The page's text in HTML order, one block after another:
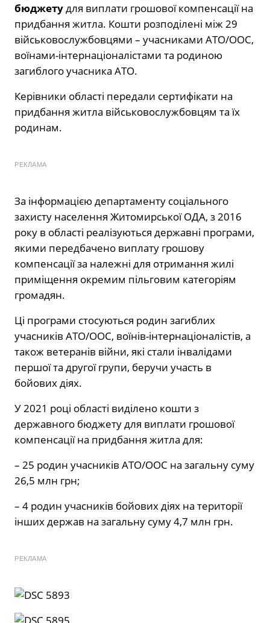
бюджетудля виплати грошової компенсації на
придбання житла. Кошти розподілені між 29
військовослужбовцями – учасниками АТО/ООС,
воїнами-інтернаціоналістами та родиною
загиблого учасника АТО.
Керівники області передали сертифікати на
придбання житла військовослужбовцям та їх
родинам.
РЕКЛАМА
За інформацією департаменту соціального
захисту населення Житомирської ОДА, з 2016
року в області реалізуються державні програми,
якими передбачено виплату грошову
компенсації за належні для отримання жилі
приміщення окремим пільговим категоріям
громадян.
Ці програми стосуються родин загиблих
учасників АТО/ООС, воїнів-інтернаціоналістів, а
також ветеранів війни, які стали інвалідами
першої та другої групи, беручи участь в
бойових діях.
У 2021 році області виділено кошти з
державного бюджету для виплати грошової
компенсації на придбання житла для:
– 25 родин учасників АТО/ООС на загальну суму
26,5 млн грн;
– 4 родин учасників бойових діях на території
інших держав на загальну суму 4,7 млн грн.
РЕКЛАМА